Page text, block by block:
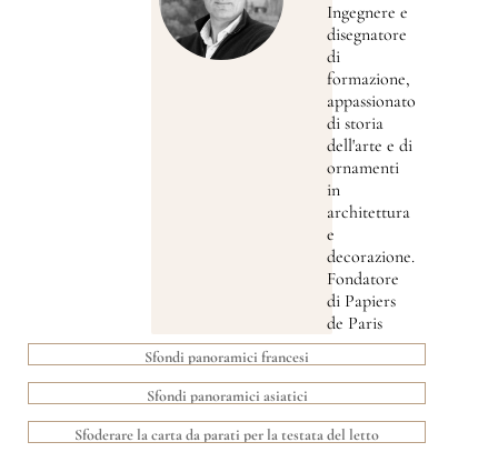
Ingegnere e
disegnatore
di
formazione,
appassionato
di storia
dell'arte e di
ornamenti
in
architettura
e
decorazione.
Fondatore
di Papiers
de Paris
Sfondi panoramici francesi
Sfondi panoramici asiatici
Sfoderare la carta da parati per la testata del letto